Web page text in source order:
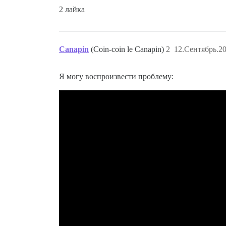
2 лайка
Canapin (Coin-coin le Canapin) 2
Я могу воспроизвести проблему: